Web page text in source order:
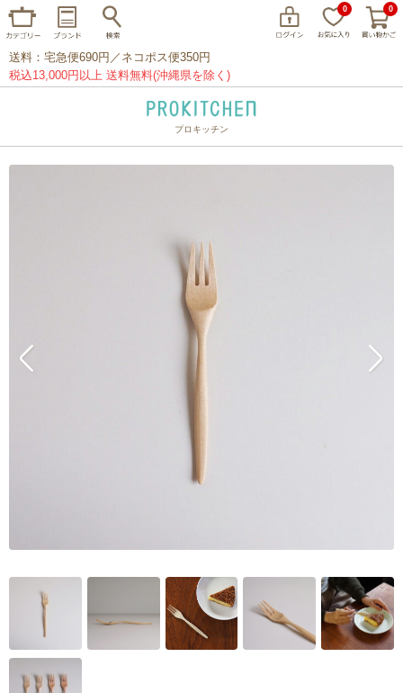
0 0
プロキッチンオリジナル
つきじ常陸屋
送料：宅急便690円／ネコポス便350円
税込13,000円以上 送料無料(沖縄県を除く)
プロキッチン